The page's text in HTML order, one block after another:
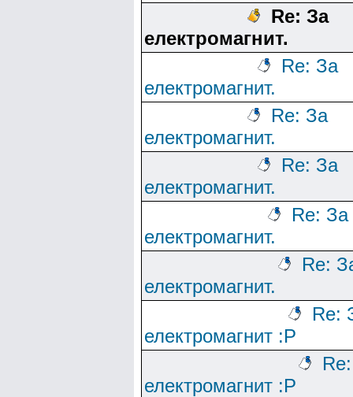
Re: За
електромагнит.
Re: За
електромагнит.
Re: За
електромагнит.
Re: За
електромагнит.
Re: За
електромагнит.
Re:
електромагнит.
Re:
електромагнит :Р
електромагнит :Р